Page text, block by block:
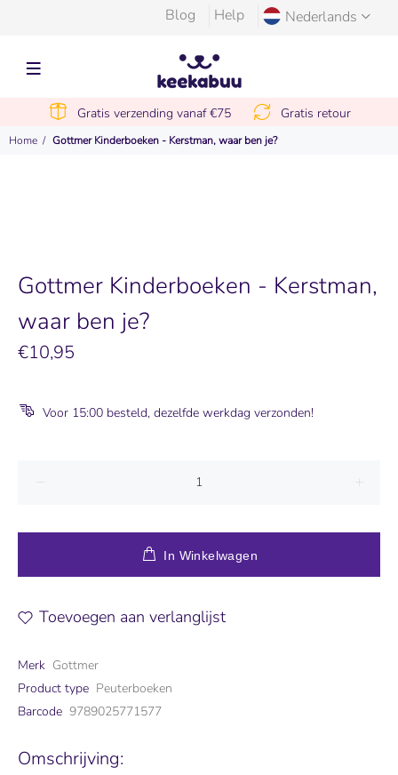
Blog Help Nederlands
Gratis verzending vanaf €75 Gratis retour
Home Gottmer Kinderboeken - Kerstman, waar ben je?
Gottmer Kinderboeken - Kerstman,
waar ben je?
€10,95
Voor 15:00 besteld, dezelfde werkdag verzonden!
In Winkelwagen
Toevoegen aan verlanglijst
Merk Gottmer
Product type Peuterboeken
Barcode 9789025771577
Omschrijving: